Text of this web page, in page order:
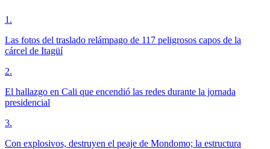
1 .
Las fotos del traslado relámpago de 117 peligrosos capos de la
cárcel de Itagüí
2.
El hallazgo en Cali que encendió las redes durante la jornada
presidencial
3.
Con explosivos, destruyen el peaje de Mondomo; la estructura